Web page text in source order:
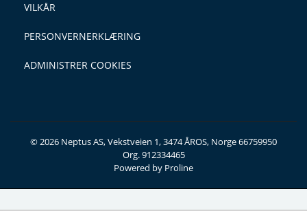
VILKÅR
PERSONVERNERKLÆRING
ADMINISTRER COOKIES
© 2026 Neptus AS, Vekstveien 1, 3474 ÅROS, Norge 66759950
Org. 912334465
Powered by Proline